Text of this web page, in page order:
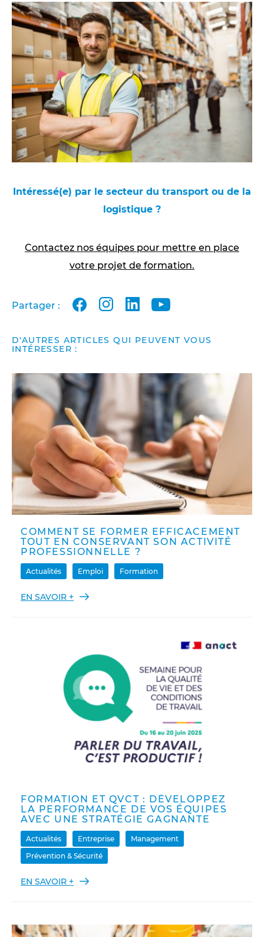
Intéressé(e) par le secteur du transport ou de la
logistique ?
Contactez nos équipes pour mettre en place
votre projet de formation.
Partager : facebook instagram linkedin youtube
D'AUTRES ARTICLES QUI PEUVENT VOUS
INTÉRESSER :
COMMENT SE FORMER EFFICACEMENT
TOUT EN CONSERVANT SON ACTIVITÉ
PROFESSIONNELLE ?
Actualités Emploi Formation
EN SAVOIR +
FORMATION ET QVCT : DÉVELOPPEZ
LA PERFORMANCE DE VOS ÉQUIPES
AVEC UNE STRATÉGIE GAGNANTE
Actualités Entreprise
Management
Prévention & Sécurité
EN SAVOIR +